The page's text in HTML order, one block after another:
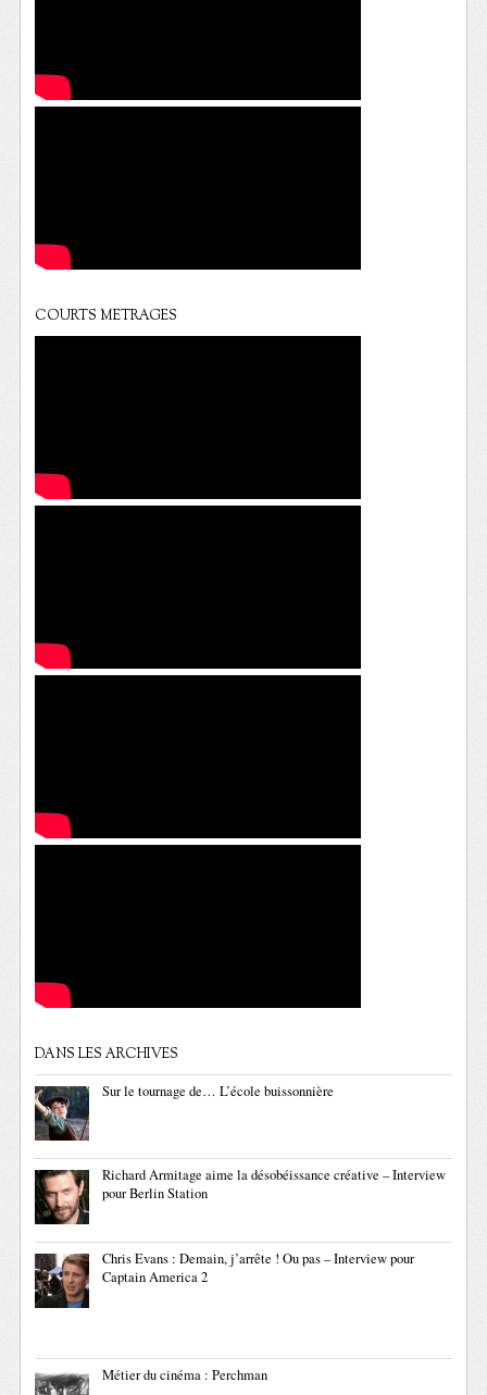
COURTS METRAGES
DANS LES ARCHIVES
Sur le tournage de… L’école buissonnière
Richard Armitage aime la désobéissance créative – Interview
pour Berlin Station
Chris Evans : Demain, j’arrête ! Ou pas – Interview pour
Captain America 2
Métier du cinéma : Perchman